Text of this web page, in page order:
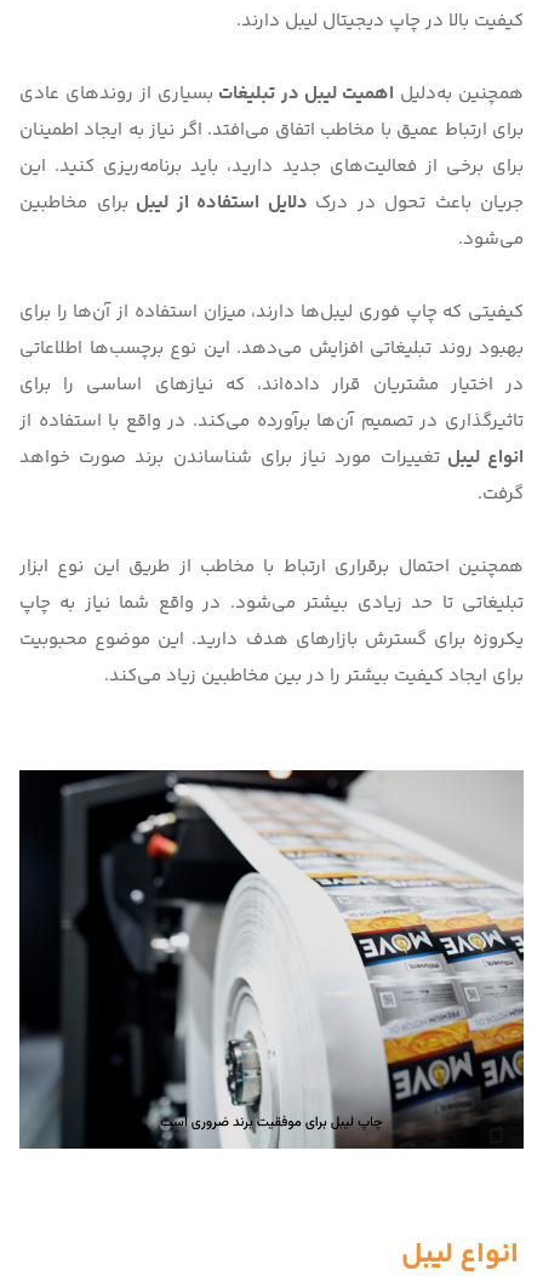
کیفیت بالا در چاپ دیجیتال لیبل دارند.
همچنین به‌دلیل اهمیت لیبل در تبلیغات بسیاری از روندهای عادی
برای ارتباط عمیق با مخاطب اتفاق می‌افتد. اگر نیاز به ایجاد اطمینان
برای برخی از فعالیت‌های جدید دارید، باید برنامه‌ریزی کنید. این
جریان باعث تحول در درک دلایل استفاده از لیبل برای مخاطبین
می‌شود.
کیفیتی که چاپ فوری لیبل‌ها دارند، میزان استفاده از آن‌ها را برای
بهبود روند تبلیغاتی افزایش می‌دهد. این نوع برچسب‌ها اطلاعاتی
در اختیار مشتریان قرار داده‌اند، که نیازهای اساسی را برای
تاثیرگذاری در تصمیم آن‌ها برآورده می‌کند. در واقع با استفاده از
انواع لیبلتغییرات مورد نیاز برای شناساندن برند صورت خواهد
گرفت.
همچنین احتمال برقراری ارتباط با مخاطب از طریق این نوع ابزار
تبلیغاتی تا حد زیادی بیشتر می‌شود. در واقع شما نیاز به چاپ
یکروزه برای گسترش بازارهای هدف دارید. این موضوع محبوبیت
برای ایجاد کیفیت بیشتر را در بین مخاطبین زیاد می‌کند.
انواع لیبل